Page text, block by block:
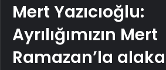
Mert Yazıcıoğlu:
Ayrılığımızın Mert
Ramazan’la